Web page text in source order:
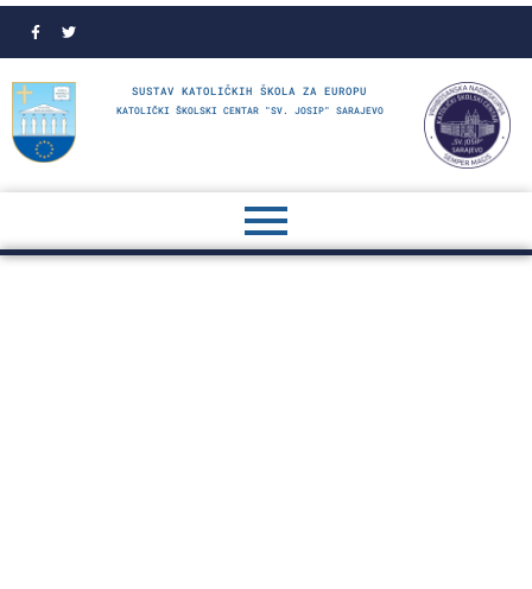
SUSTAV KATOLIČKIH ŠKOLA ZA EUROPU
KATOLIČKI ŠKOLSKI CENTAR "SV. JOSIP" SARAJEVO